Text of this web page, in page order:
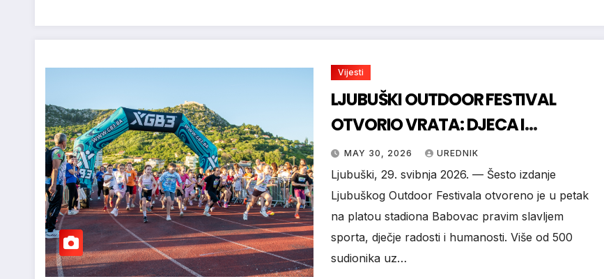
Vijesti
LJUBUŠKI OUTDOOR FESTIVAL
OTVORIO VRATA: DJECA I
HUMANITARNA UTRKA OBILJEŽILI
PRVI DAN
MAY 30, 2026 UREDNIK
Ljubuški, 29. svibnja 2026. — Šesto izdanje
Ljubuškog Outdoor Festivala otvoreno je u petak
na platou stadiona Babovac pravim slavljem
sporta, dječje radosti i humanosti. Više od 500
sudionika uz…